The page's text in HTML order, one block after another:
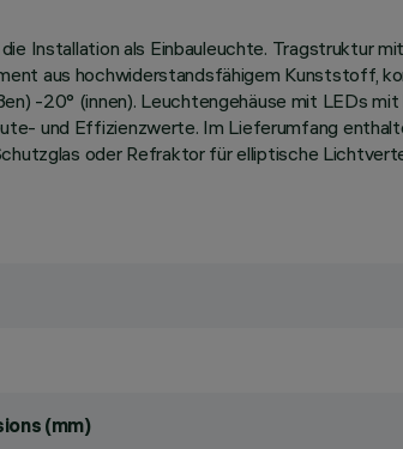
Installation als Einbauleuchte. Tragstruktur
aus hochwiderstandsfähigem Kunststoff,
-20° (innen). Leuchtengehäuse mit LEDs
und Effizienzwerte. Im Lieferumfang
oder Refraktor für elliptische
(mm)